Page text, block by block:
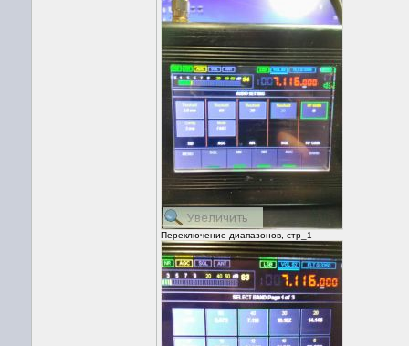
Переключение диапазонов, стр_1